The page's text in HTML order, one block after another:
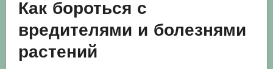
Как бороться с
вредителями и болезнями
растений